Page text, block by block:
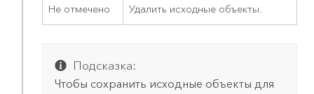
Не отмечено Удалить исходные объекты.
Подсказка:
Чтобы сохранить исходные объекты для